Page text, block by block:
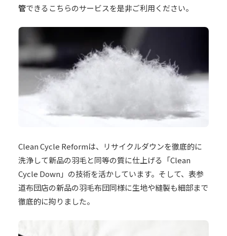
管できるこちらのサービスを是非ご利用ください。
Clean Cycle Reformは、リサイクルダウンを徹底的に
洗浄して新品の羽毛と同等の質に仕上げる「Clean
Cycle Down」の技術を活かしています。そして、表参
道布団店の新品の羽毛布団同様に生地や縫製も細部まで
徹底的に拘りました。